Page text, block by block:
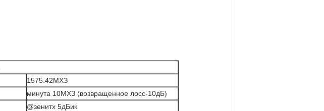
1575.42МХЗ
минута 10МХЗ (возвращенное лосс-10дБ)
@зенитх 5дБик